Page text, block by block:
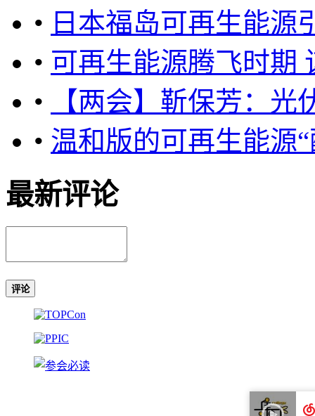
• 日本福岛可再生能源
• 可再生能源腾飞时期
•
【两会】靳保芳：
• 温和版的可再生能源
最新评论
评论